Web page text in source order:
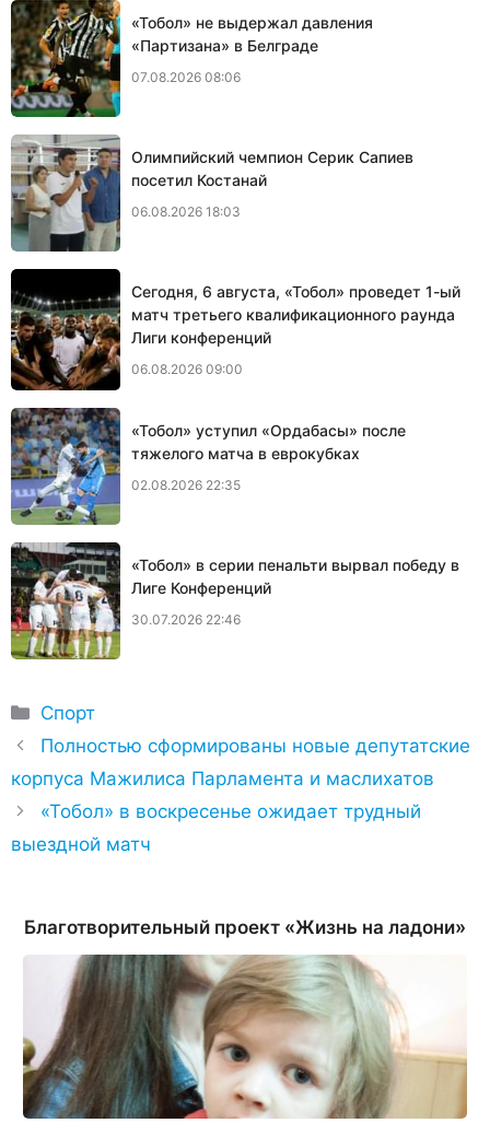
«Тобол» не выдержал давления
«Партизана» в Белграде
07.08.2026 08:06
Олимпийский чемпион Серик Сапиев
посетил Костанай
06.08.2026 18:03
Сегодня, 6 августа, «Тобол» проведет 1-ый
матч третьего квалификационного раунда
Лиги конференций
06.08.2026 09:00
«Тобол» уступил «Ордабасы» после
тяжелого матча в еврокубках
02.08.2026 22:35
«Тобол» в серии пенальти вырвал победу в
Лиге Конференций
30.07.2026 22:46
Рубрики
Спорт
Полностью сформированы новые депутатские
корпуса Мажилиса Парламента и маслихатов
«Тобол» в воскресенье ожидает трудный
выездной матч
Благотворительный проект «Жизнь на ладони»